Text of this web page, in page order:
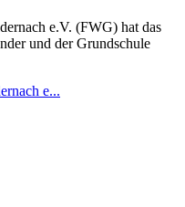
e.V. (FWG) hat das
und der Grundschule
e...